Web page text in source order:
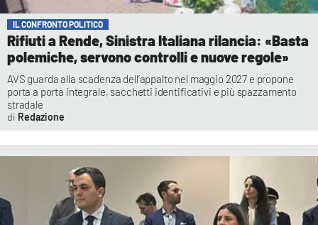
IL CONFRONTO POLITICO
Rifiuti a Rende, Sinistra Italiana rilancia: «Basta
polemiche, servono controlli e nuove regole»
AVS guarda alla scadenza dell’appalto nel maggio 2027 e propone
porta a porta integrale, sacchetti identificativi e più spazzamento
stradale
Redazione